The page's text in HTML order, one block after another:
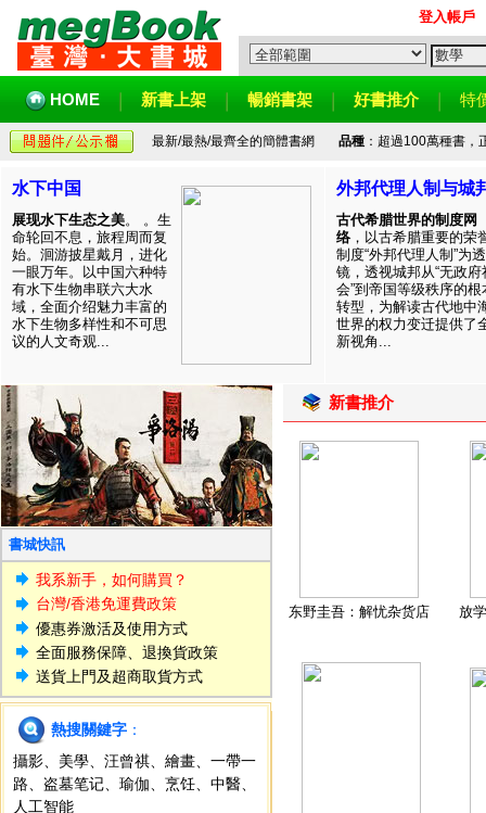
登入帳戶
HOME 新書上架 暢銷書架 好書推介 特
最新/最熱/最齊全的簡體書網 品種：超過100萬種書，
水下中国
展现水下生态之美。 。生
命轮回不息，旅程周而复
始。洄游披星戴月，进化
一眼万年。以中国六种特
有水下生物串联六大水
域，全面介绍魅力丰富的
水下生物多样性和不可思
议的人文奇观...
外邦代理人制与城
古代希腊世界的制度网
络 ，以古希腊重要的荣
制度“外邦代理人制”为透
镜，透视城邦从“无政府
会”到帝国等级秩序的根
转型，为解读古代地中
世界的权力变迁提供了
新视角...
書城快訊
我系新手，如何購買？
台灣/香港免運費政策
優惠券激活及使用方式
全面服務保障、退換貨政策
送貨上門及超商取貨方式
熱搜關鍵字 ：
攝影
美學 汪曾祺 繪畫
一帶一
路
盗墓笔记 瑜伽 烹饪 中醫
人工智能
新書推介
东野圭吾：解忧杂货店 放